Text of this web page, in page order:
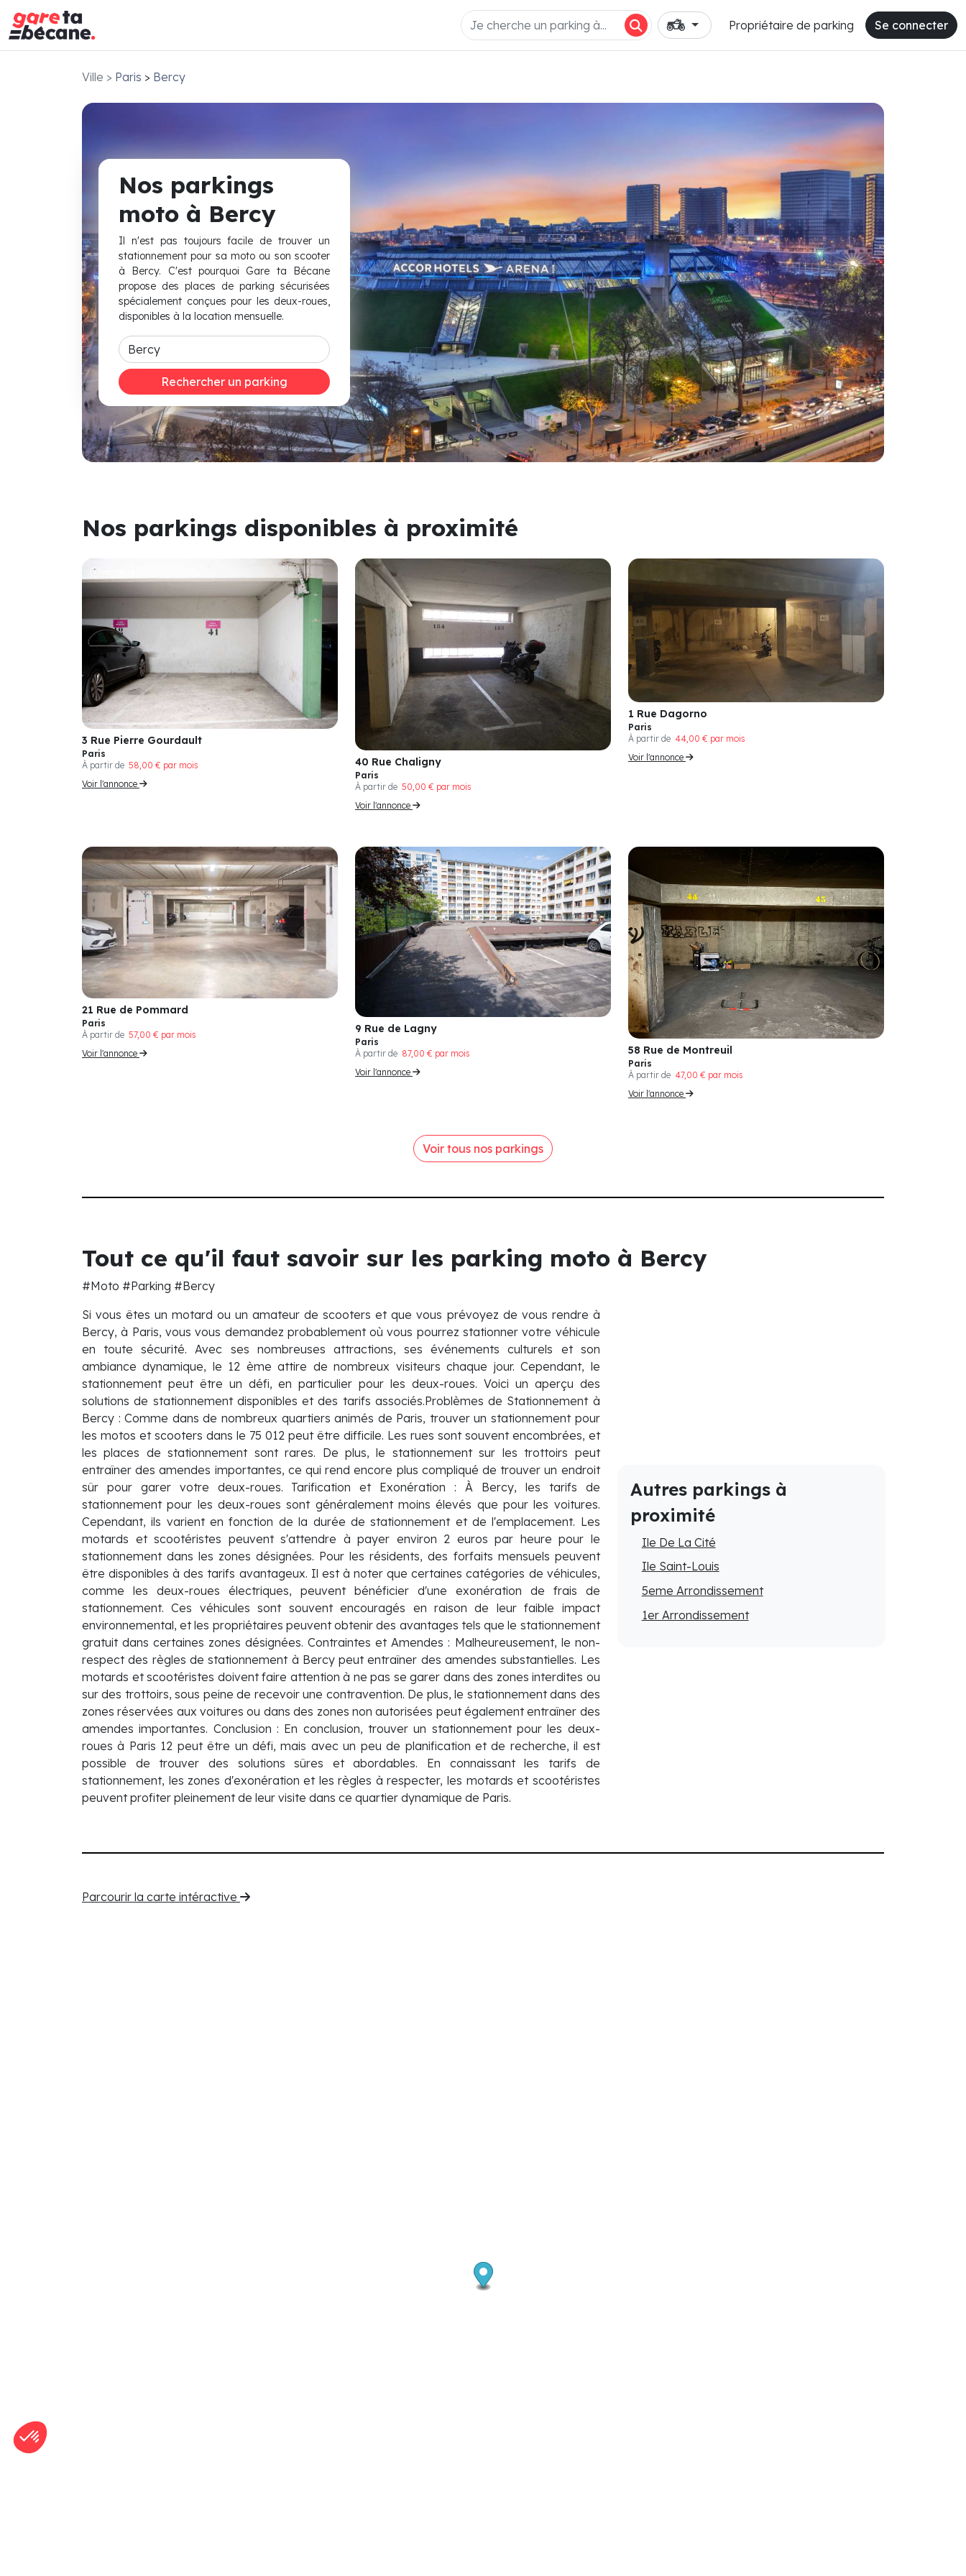
Propriétaire de parking Se connecter
Ville > Paris > Bercy
Nos parkings
moto à Bercy
Il n'est pas toujours facile de trouver un
stationnement pour sa moto ou son scooter
à Bercy. C'est pourquoi Gare ta Bécane
propose des places de parking sécurisées
spécialement conçues pour les deux-roues,
disponibles à la location mensuelle.
Rechercher un parking
Nos parkings disponibles à proximité
3 Rue Pierre Gourdault
Paris
À partir de 58,00 € par mois
Voir l'annonce
40 Rue Chaligny
Paris
À partir de 50,00 € par mois
Voir l'annonce
1 Rue Dagorno
Paris
À partir de 44,00 € par mois
Voir l'annonce
21 Rue de Pommard
Paris
À partir de 57,00 € par mois
Voir l'annonce
9 Rue de Lagny
Paris
À partir de 87,00 € par mois
Voir l'annonce
58 Rue de Montreuil
Paris
À partir de 47,00 € par mois
Voir l'annonce
Voir tous nos parkings
Tout ce qu'il faut savoir sur les parking moto à Bercy
#Moto #Parking #Bercy
Si vous êtes un motard ou un amateur de scooters et que vous prévoyez de vous rendre à
Bercy, à Paris, vous vous demandez probablement où vous pourrez stationner votre véhicule
en toute sécurité. Avec ses nombreuses attractions, ses événements culturels et son
ambiance dynamique, le 12 ème attire de nombreux visiteurs chaque jour. Cependant, le
stationnement peut être un défi, en particulier pour les deux-roues. Voici un aperçu des
solutions de stationnement disponibles et des tarifs associés.Problèmes de Stationnement à
Bercy : Comme dans de nombreux quartiers animés de Paris, trouver un stationnement pour
les motos et scooters dans le 75 012 peut être difficile. Les rues sont souvent encombrées, et
les places de stationnement sont rares. De plus, le stationnement sur les trottoirs peut
entraîner des amendes importantes, ce qui rend encore plus compliqué de trouver un endroit
sûr pour garer votre deux-roues. Tarification et Exonération : À Bercy, les tarifs de
stationnement pour les deux-roues sont généralement moins élevés que pour les voitures.
Cependant, ils varient en fonction de la durée de stationnement et de l'emplacement. Les
motards et scootéristes peuvent s'attendre à payer environ 2 euros par heure pour le
stationnement dans les zones désignées. Pour les résidents, des forfaits mensuels peuvent
être disponibles à des tarifs avantageux. Il est à noter que certaines catégories de véhicules,
comme les deux-roues électriques, peuvent bénéficier d'une exonération de frais de
stationnement. Ces véhicules sont souvent encouragés en raison de leur faible impact
environnemental, et les propriétaires peuvent obtenir des avantages tels que le stationnement
gratuit dans certaines zones désignées. Contraintes et Amendes : Malheureusement, le non-
respect des règles de stationnement à Bercy peut entraîner des amendes substantielles. Les
motards et scootéristes doivent faire attention à ne pas se garer dans des zones interdites ou
sur des trottoirs, sous peine de recevoir une contravention. De plus, le stationnement dans des
zones réservées aux voitures ou dans des zones non autorisées peut également entraîner des
amendes importantes. Conclusion : En conclusion, trouver un stationnement pour les deux-
roues à Paris 12 peut être un défi, mais avec un peu de planification et de recherche, il est
possible de trouver des solutions sûres et abordables. En connaissant les tarifs de
stationnement, les zones d'exonération et les règles à respecter, les motards et scootéristes
peuvent profiter pleinement de leur visite dans ce quartier dynamique de Paris.
Autres parkings à
proximité
Ile De La Cité
Ile Saint-Louis
5eme Arrondissement
1er Arrondissement
Parcourir la carte intéractive